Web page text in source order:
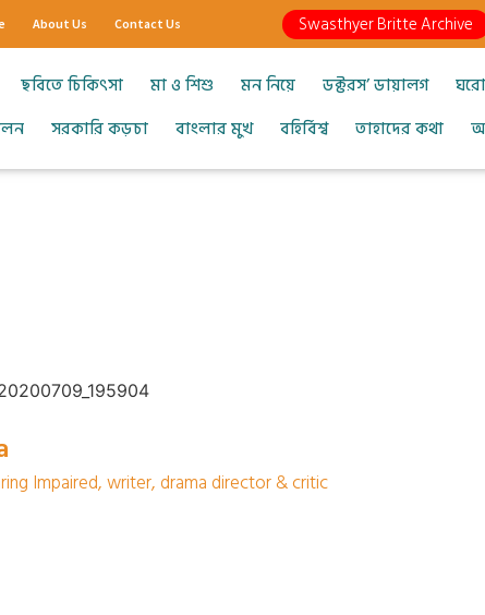
About Us Contact Us Swasthyer Britte Archive
ছবিতে চিকিৎসা মা ও শিশু মন নিয়ে ডক্টরস’ ডায়ালগ
সরকারি কড়চা বাংলার মুখ বহির্বিশ্ব তাহাদের কথা
Impaired, writer, drama director & critic